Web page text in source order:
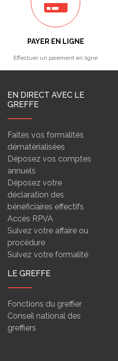
PAYER EN LIGNE
Effectuer un paiement en ligne
EN DIRECT AVEC LE
GREFFE
Faites vos formalités
dématérialisées
Déposez vos comptes
annuels
Déposez votre
déclaration des
bénéficiaires effectifs
Accès RPVA
Suivez votre affaire ou
procédure
Suivez votre formalité
LE GREFFE
Fonctions du greffier
Conseil national des
greffiers